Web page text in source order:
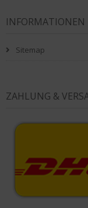
INFORMATIONEN
Sitemap
ZAHLUNG &